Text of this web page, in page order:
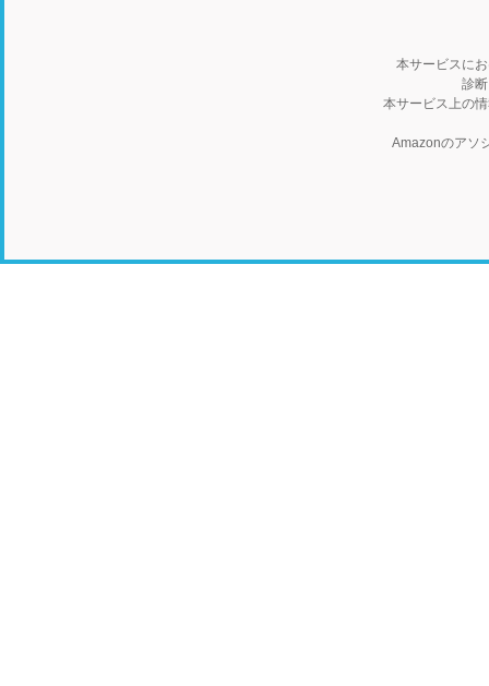
本サービスに
診
本サービス上の
Amazonのアソ